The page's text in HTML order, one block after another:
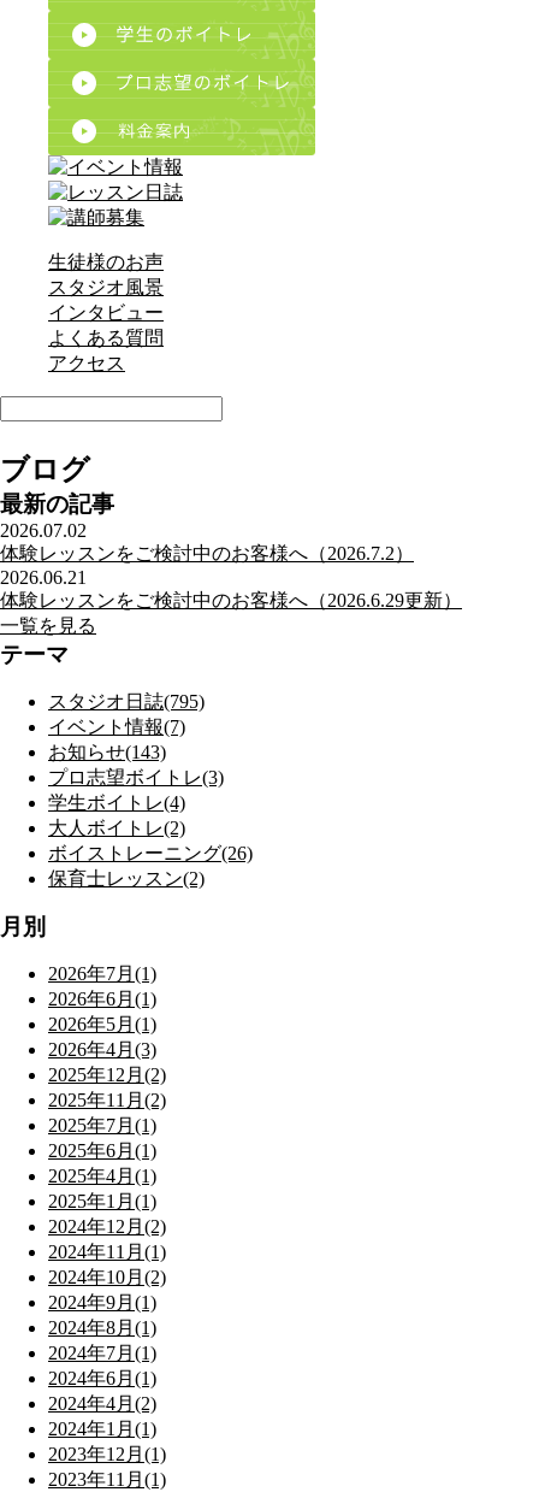
生徒様のお声
スタジオ風景
インタビュー
よくある質問
アクセス
ブログ
最新の記事
2026.07.02
体験レッスンをご検討中のお客様へ（2026.7.2）
2026.06.21
体験レッスンをご検討中のお客様へ（2026.6.29更新）
一覧を見る
テーマ
スタジオ日誌(795)
イベント情報(7)
お知らせ(143)
プロ志望ボイトレ(3)
学生ボイトレ(4)
大人ボイトレ(2)
ボイストレーニング(26)
保育士レッスン(2)
月別
2026年7月(1)
2026年6月(1)
2026年5月(1)
2026年4月(3)
2025年12月(2)
2025年11月(2)
2025年7月(1)
2025年6月(1)
2025年4月(1)
2025年1月(1)
2024年12月(2)
2024年11月(1)
2024年10月(2)
2024年9月(1)
2024年8月(1)
2024年7月(1)
2024年6月(1)
2024年4月(2)
2024年1月(1)
2023年12月(1)
2023年11月(1)